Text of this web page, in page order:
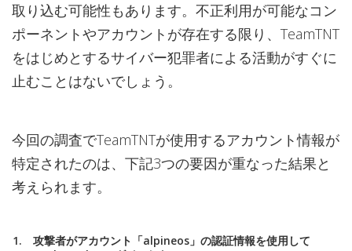
取り込む可能性もあります。不正利用が可能なコン
ポーネントやアカウントが存在する限り、TeamTNT
をはじめとするサイバー犯罪者による活動がすぐに
止むことはないでしょう。
今回の調査でTeamTNTが使用するアカウント情報が
特定されたのは、下記3つの要因が重なった結果と
考えられます。
攻撃者がアカウント「alpineos」の認証情報を使用して